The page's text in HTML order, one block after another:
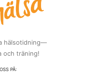
hälsotidning—
och träning!
PÅ: